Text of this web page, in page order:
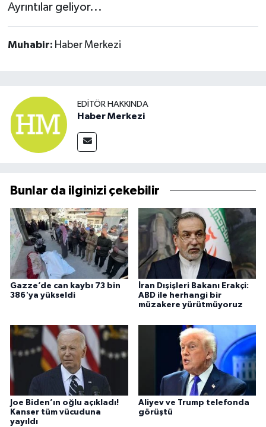
Ayrıntılar geliyor...
Muhabir: Haber Merkezi
EDITÖR HAKKINDA
Haber Merkezi
Bunlar da ilginizi çekebilir
Gazze’de can kaybı 73 bin
386'ya yükseldi
İran Dışişleri Bakanı Erakçi:
ABD ile herhangi bir
müzakere yürütmüyoruz
Joe Biden’ın oğlu açıkladı!
Kanser tüm vücuduna
yayıldı
Aliyev ve Trump telefonda
görüştü